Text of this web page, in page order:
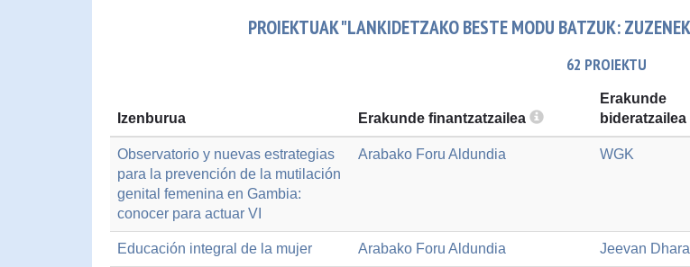
PROIEKTUAK "LANKIDETZAKO BESTE MODU BATZUK:
62 PROIEKTU
Izenburua Erakunde finantzatzailea
Erakunde
bideratzailea
Observatorio y nuevas estrategias
para la prevención de la mutilación
genital femenina en Gambia:
conocer para actuar VI
Arabako Foru Aldundia WGK
Educación integral de la mujer Arabako Foru Aldundia Jeevan Dhara